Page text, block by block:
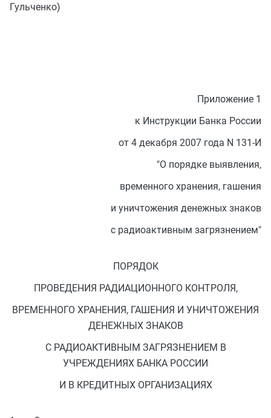
Гульченко)
Приложение 1
к Инструкции Банка России
от 4 декабря 2007 года N 131-И
"О порядке выявления,
временного хранения, гашения
и уничтожения денежных знаков
с радиоактивным загрязнением"
ПОРЯДОК
ПРОВЕДЕНИЯ РАДИАЦИОННОГО КОНТРОЛЯ,
ВРЕМЕННОГО ХРАНЕНИЯ, ГАШЕНИЯ И УНИЧТОЖЕНИЯ
ДЕНЕЖНЫХ ЗНАКОВ
С РАДИОАКТИВНЫМ ЗАГРЯЗНЕНИЕМ В
УЧРЕЖДЕНИЯХ БАНКА РОССИИ
И В КРЕДИТНЫХ ОРГАНИЗАЦИЯХ